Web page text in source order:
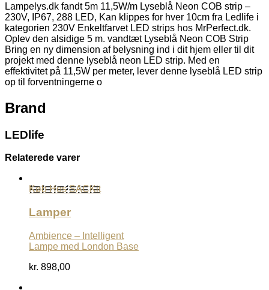
Lampelys.dk fandt 5m 11,5W/m Lyseblå Neon COB strip –
230V, IP67, 288 LED, Kan klippes for hver 10cm fra Ledlife i
kategorien 230V Enkeltfarvet LED strips hos MrPerfect.dk.
Oplev den alsidige 5 m. vandtæt Lyseblå Neon COB Strip
Bring en ny dimension af belysning ind i dit hjem eller til dit
projekt med denne lyseblå neon LED strip. Med en
effektivitet på 11,5W per meter, lever denne lyseblå LED strip
op til forventningerne o
Brand
LEDlife
Relaterede varer
Køb Hos SACKit
Lamper
Ambience – Intelligent
Lampe med London Base
kr. 898,00